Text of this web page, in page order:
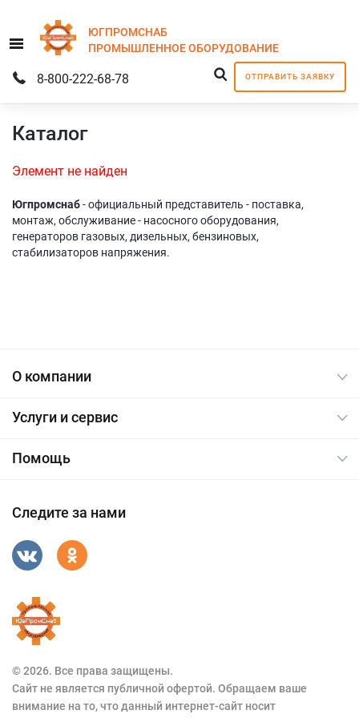
Menu
ЮГПРОМСНАБ
ПРОМЫШЛЕННОЕОБОРУДОВАНИЕ
ОТПРАВИТЬ ЗАЯВКУ
8-800-222-68-78
Каталог
Элемент не найден
Югпромснаб- официальный представитель - поставка,
монтаж, обслуживание - насосного оборудования,
генераторов газовых, дизельных, бензиновых,
стабилизаторов напряжения.
О компании
Услуги и сервис
Помощь
Следите за нами
© 2026. Все права защищены.
Сайт не является публичной офертой. Обращаем ваше
внимание на то, что данный интернет-сайт носит